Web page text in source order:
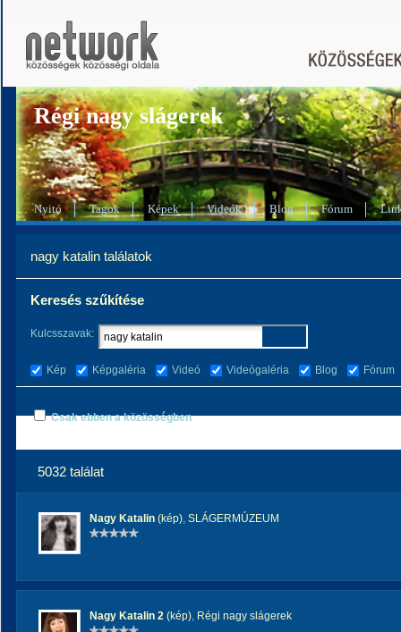
Régi nagy slágerek
Nyitó Tagok Képek Videók Blog Fórum
nagy katalin találatok
Keresés szűkítése
Kulcsszavak:
Kép Képgaléria Videó Videógaléria Blog Fórum
Csak ebben a közösségben
5032 találat
Nagy Katalin (kép), SLÁGERMÚZEUM
Nagy Katalin 2 (kép), Régi nagy slágerek